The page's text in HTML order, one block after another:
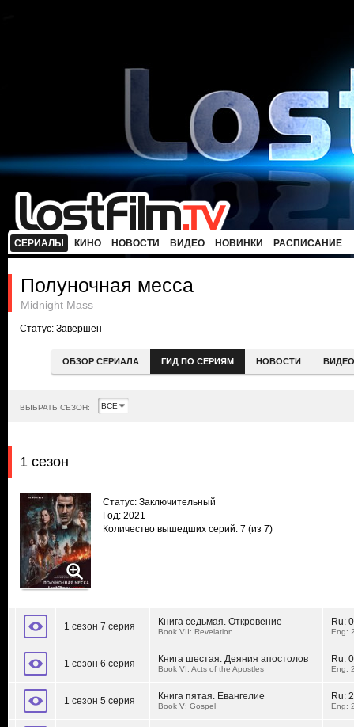
СЕРИАЛЫ КИНО НОВОСТИ ВИДЕО НОВИНКИ РАСПИСАНИЕ
Полуночная месса
Midnight Mass
Статус: Завершен
ОБЗОР СЕРИАЛА ГИД ПО СЕРИЯМ НОВОСТИ ВИДЕО
ВЫБРАТЬ СЕЗОН:
1 сезон
Статус: Заключительный
Год: 2021
Количество вышедших серий: 7 (из 7)
1 сезон 7 серия Книга седьмая. Откровение
Book VII: Revelation
Ru:
Eng:
1 сезон 6 серия Книга шестая. Деяния апостолов
Book VI: Acts of the Apostles
Ru:
Eng:
1 сезон 5 серия Книга пятая. Евангелие
Book V: Gospel
Ru:
Eng: